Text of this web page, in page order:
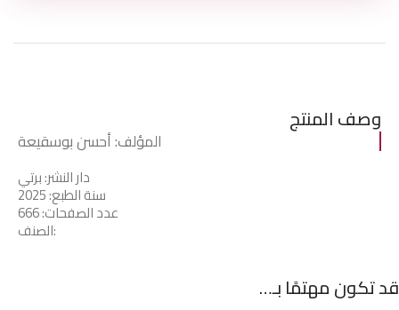
وصف المنتج
المؤلف: أحسن بوسقيعة
دار النشر: برتي
سنة الطبع: 2025
عدد الصفحات: 666
الصنف:
قد تكون مهتمًا بـ…